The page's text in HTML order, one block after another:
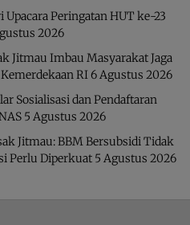
Peringatan HUT ke-23
2026
Jitmau Imbau Masyarakat Jaga
RI6 Agustus 2026
Sosialisasi dan Pendaftaran
5 Agustus 2026
Jitmau: BBM Bersubsidi Tidak
Perlu Diperkuat 5 Agustus 2026